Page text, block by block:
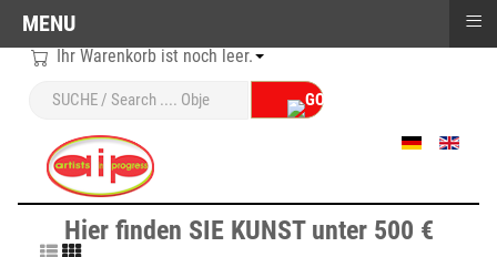
Ihr Warenkorb ist noch leer.
Sprache auswählen
Hier finden SIE KUNST unter 500 €
MENU ≡